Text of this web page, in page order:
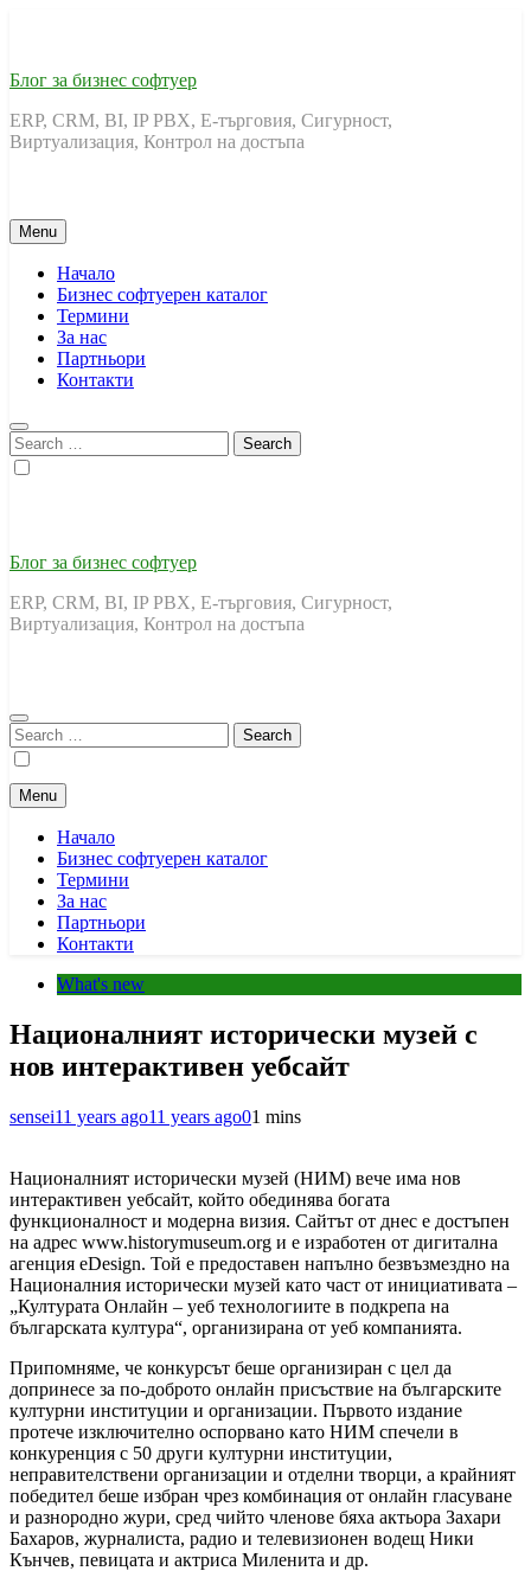
Блог за бизнес софтуер
ERP, CRM, BI, IP PBX, Е-търговия, Сигурност,
Виртуализация, Контрол на достъпа
Menu
Начало
Бизнес софтуерен каталог
Термини
За нас
Партньори
Контакти
Search
for:
Блог за бизнес софтуер
ERP, CRM, BI, IP PBX, Е-търговия, Сигурност,
Виртуализация, Контрол на достъпа
Search
for:
Menu
Начало
Бизнес софтуерен каталог
Термини
За нас
Партньори
Контакти
What's new
Националният исторически музей с
нов интерактивен уебсайт
sensei11 years ago11 years ago01 mins
Националният исторически музей (НИМ) вече има нов
интерактивен уебсайт, който обединява богата
функционалност и модерна визия. Сайтът от днес е достъпен
на адрес www.historymuseum.org и е изработен от дигитална
агенция eDesign. Той е предоставен напълно безвъзмездно на
Националния исторически музей като част от инициативата –
„Културата Онлайн – уеб технологиите в подкрепа на
българската култура“, организирана от уеб компанията.
Припомняме, че конкурсът беше организиран с цел да
допринесе за по-доброто онлайн присъствие на българските
културни институции и организации. Първото издание
протече изключително оспорвано като НИМ спечели в
конкуренция с 50 други културни институции,
неправителствени организации и отделни творци, а крайният
победител беше избран чрез комбинация от онлайн гласуване
и разнородно жури, сред чийто членове бяха актьора Захари
Бахаров, журналиста, радио и телевизионен водещ Ники
Кънчев, певицата и актриса Миленита и др.